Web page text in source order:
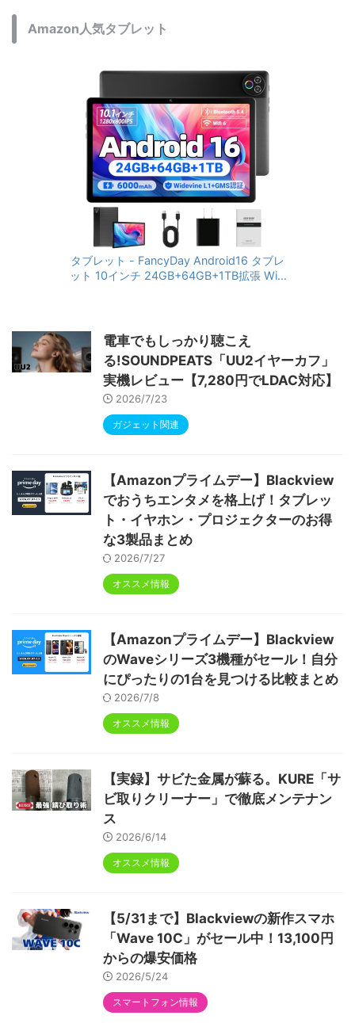
Amazon人気タブレット
タブレット - FancyDay Android16 タブレ
ット 10インチ 24GB+64GB+1TB拡張 WiFi
RGBライト 児童守護 IPS画面 日本語説明書
電車でもしっかり聴こえ
る!SOUNDPEATS「UU2イヤーカフ」
実機レビュー【7,280円でLDAC対応】
2026/7/23
ガジェット関連
【Amazonプライムデー】Blackview
でおうちエンタメを格上げ！タブレッ
ト・イヤホン・プロジェクターのお得
な3製品まとめ
2026/7/27
オススメ情報
【Amazonプライムデー】Blackview
のWaveシリーズ3機種がセール！自分
にぴったりの1台を見つける比較まとめ
2026/7/8
オススメ情報
【実録】サビた金属が蘇る。KURE「サ
ビ取りクリーナー」で徹底メンテナン
ス
2026/6/14
オススメ情報
【5/31まで】Blackviewの新作スマホ
「Wave 10C」がセール中！13,100円
からの爆安価格
2026/5/24
スマートフォン情報